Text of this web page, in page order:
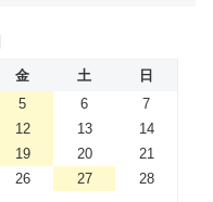
金 土
日
5 6
7
12 13
14
19 20
21
26 27
28